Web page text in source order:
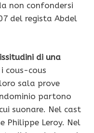
non confondersi
del regista Abdel
di una
i cous-cous
sala prove
partono
suonare. Nel cast
Philippe Leroy. Nel